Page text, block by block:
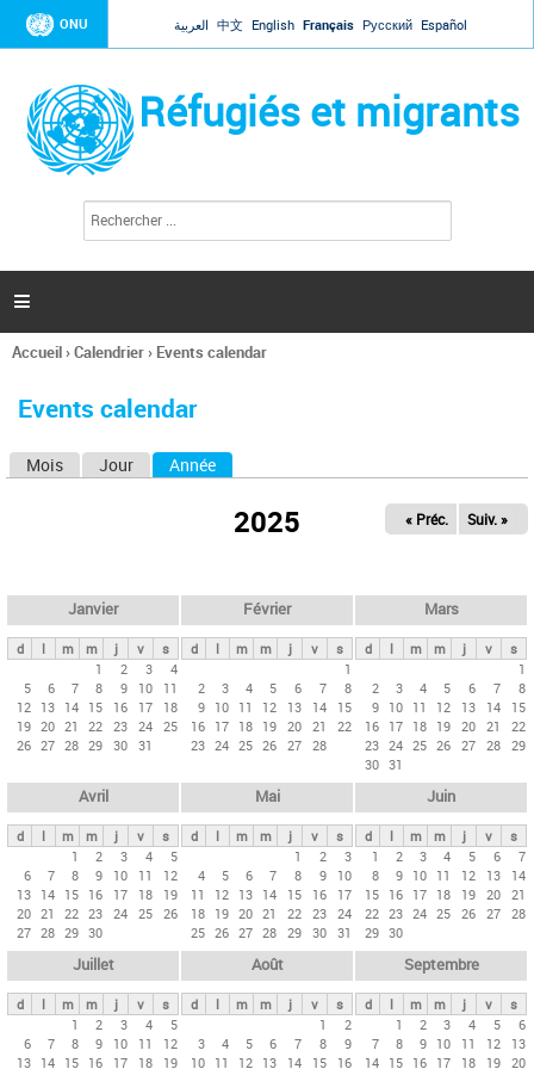
Jump to navigation
ONU العربية 中文 English Français Русский Español
Réfugiés et migrants
l
c
c
h
e

Vous
ici
Accueil›Calendrier› Events calendar
Events calendar
s
p
n
c
i
p
Mois Jour Année
2025 « Préc. Suiv. »
Janvier
d l m m j v
s
1
2 3
4
5
6 7 8 9 10
11
12 13 14 15 16 17
18
19 20 21 22 23 24 25
26 27 28 29 30 31
Février
d l m m j v
s
1
2
3 4 5 6 7
8
9 10 11 12 13 14
15
16 17 18 19 20 21
22
23 24 25 26 27 28
Mars
d l m m j v
s
1
2
3 4 5 6 7
8
9 10 11 12 13 14
15
16 17 18 19 20 21
22
23 24 25 26 27 28 29
30 31
Avril
d l m m j v
s
1
2 3 4
5
6
7 8 9 10 11
12
13 14 15 16 17 18
19
20 21 22 23 24 25 26
27 28 29 30
Mai
d l m m j v
s
1
2
3
4
5 6 7 8 9
10
11
12 13 14 15 16
17
18 19 20 21 22 23 24
25 26 27 28 29 30 31
Juin
d l m m j v
s
1
2 3 4 5 6
7
8
9 10 11 12 13
14
15 16 17 18 19 20 21
22 23 24 25 26 27 28
29 30
Juillet
d l m m j v
s
1
2 3 4
5
6
7 8 9 10 11
12
13 14 15 16 17 18 19
Août
d l m m j v
s
1
2
3
4 5 6 7 8
9
10 11 12 13 14 15 16
Septembre
d l m m j v
s
1
2 3 4 5
6
7
8 9 10 11 12
13
14 15 16 17 18 19 20